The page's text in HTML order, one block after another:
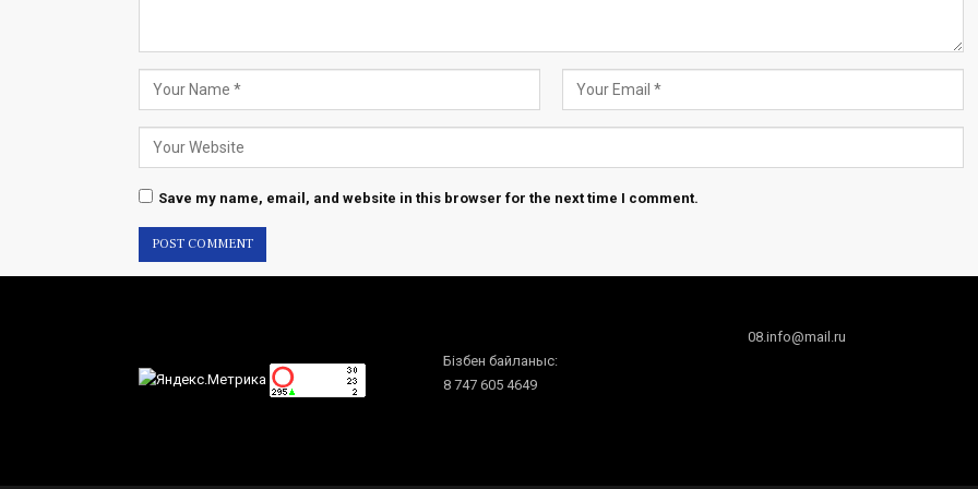
Save my name, email, and website in this browser for the next time I comment.
Бізбен байланыс:
8 747 605 4649
08.info@mail.ru